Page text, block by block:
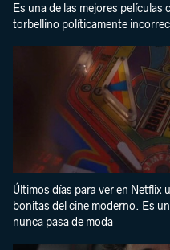
Es una de las mejores
torbellino políticamente
Últimos días para ver en Netflix
bonitas del cine moderno. Es
nunca pasa de moda